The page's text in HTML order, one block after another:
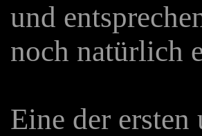
und
noch natürlich
Eine der